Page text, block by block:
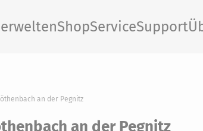
ShopServiceSupport
an der Pegnitz
an der Pegnitz